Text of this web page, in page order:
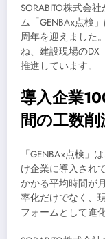
SORABITO株式会
ム「GENBAx点検
周年を迎えました
ね、建設現場のDX
推進しています。
導入企業
間の工数
「GENBAx点検」
け企業に導入され
かかる平均時間が
率化だけでなく、
フォームとして進